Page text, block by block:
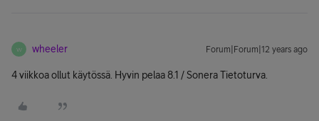
W wheeler Forum|Forum|12 years ago
4 viikkoa ollut käytössä. Hyvin pelaa 8.1 / Sonera Tietoturva.